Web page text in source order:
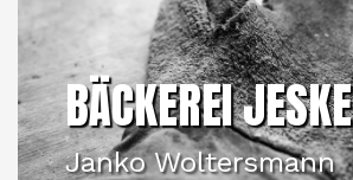
BÄCKEREI JESKE
Janko Woltersmann